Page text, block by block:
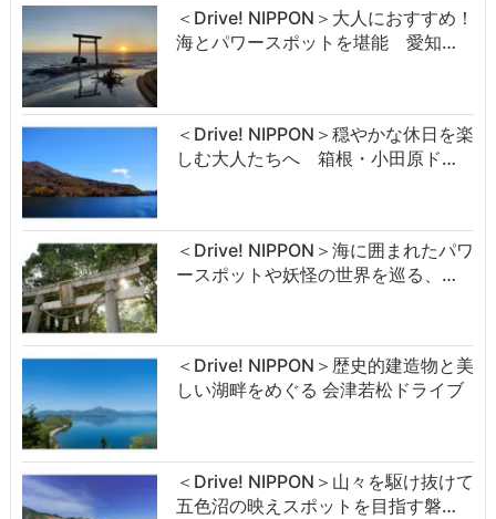
＜Drive! NIPPON＞大人におすすめ！
海とパワースポットを堪能 愛知…
＜Drive! NIPPON＞穏やかな休日を楽
しむ大人たちへ 箱根・小田原ド…
＜Drive! NIPPON＞海に囲まれたパワ
ースポットや妖怪の世界を巡る、…
＜Drive! NIPPON＞歴史的建造物と美
しい湖畔をめぐる 会津若松ドライブ
＜Drive! NIPPON＞山々を駆け抜けて
五色沼の映えスポットを目指す磐…